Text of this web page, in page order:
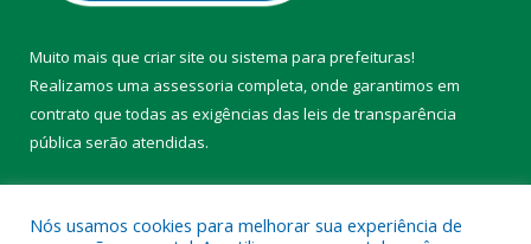
Muito mais que criar site ou sistema para prefeituras!
Realizamos uma assessoria completa, onde garantimos em
contrato que todas as exigências das leis de transparência
pública serão atendidas.
Nós usamos cookies para melhorar sua experiência de